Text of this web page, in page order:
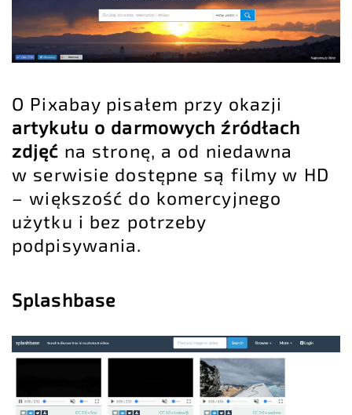
O Pixabay pisałem przy okazji
artykułu o darmowych źródłach
zdjęć na stronę, a od niedawna
w serwisie dostępne są filmy w HD
– większość do komercyjnego
użytku i bez potrzeby
podpisywania.
Splashbase